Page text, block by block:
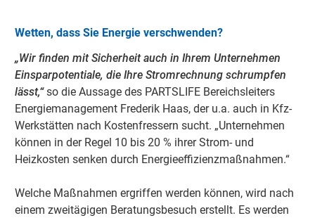
Wetten, dass Sie Energie verschwenden?
„Wir finden mit Sicherheit auch in Ihrem Unternehmen
Einsparpotentiale, die Ihre Stromrechnung schrumpfen
lässt,“so die Aussage des PARTSLIFE Bereichsleiters
Energiemanagement Frederik Haas, der u.a. auch in Kfz-
Werkstätten nach Kostenfressern sucht. „Unternehmen
können in der Regel 10 bis 20 % ihrer Strom- und
Heizkosten senken durch Energieeffizienzmaßnahmen.“
Welche Maßnahmen ergriffen werden können, wird nach
einem zweitägigen Beratungsbesuch erstellt. Es werden